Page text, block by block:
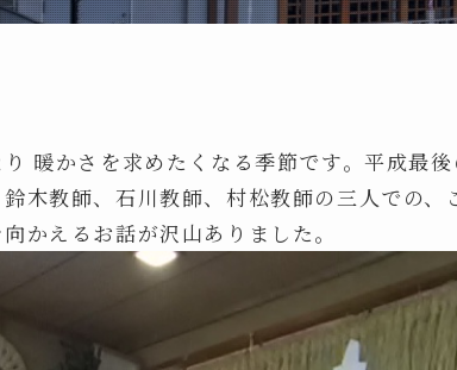
暖かさを求めたくなる季節です。平成最
木教師、石川教師、村松教師の三人での
かえるお話が沢山ありました。